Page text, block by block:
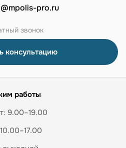
pro.ru
звонок
консультацию
работы
9.00–19.00